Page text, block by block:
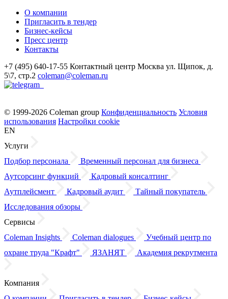
О компании
Пригласить в тендер
Бизнес-кейсы
Пресс центр
Контакты
+7 (495) 640-17-55 Контактный центр Москва ул. Щипок, д.
5\7, стр.2 coleman@coleman.ru
© 1999-2026 Coleman group Конфиденциальность Условия
использования Настройки cookie
EN
Услуги
Подбор персонала
Временный персонал для бизнеса
Аутсорсинг функций
Кадровый консалтинг
Аутплейсмент
Кадровый аудит
Тайный покупатель
Исследования обзоры
Сервисы
Coleman Insights
Coleman dialogues
Учебный центр по
охране труда "Крафт"
ЯЗАНЯТ Академия рекрутмента
Компания